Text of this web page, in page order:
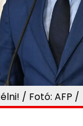
/ Fotó: AFP /